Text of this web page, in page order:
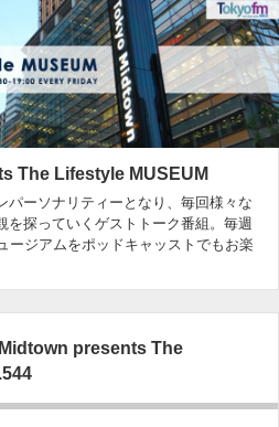
The Lifestyle MUSEUM
パーソナリティーとなり、毎回様々な
を探っていくゲストトーク番組。毎週
ージアムをポッドキャッストでもお楽
presents The